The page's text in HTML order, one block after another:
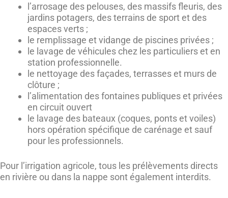
l’arrosage des pelouses, des massifs fleuris, des
jardins potagers, des terrains de sport et des
espaces verts ;
le remplissage et vidange de piscines privées ;
le lavage de véhicules chez les particuliers et en
station professionnelle.
le nettoyage des façades, terrasses et murs de
clôture ;
l’alimentation des fontaines publiques et privées
en circuit ouvert
le lavage des bateaux (coques, ponts et voiles)
hors opération spécifique de carénage et sauf
pour les professionnels.
Pour l’irrigation agricole, tous les prélèvements directs
en rivière ou dans la nappe sont également interdits.